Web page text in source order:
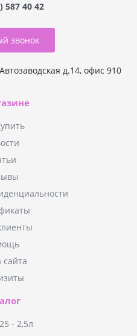
587 40 42
звонок
д.14, офис 910
сайта
- 2,5л